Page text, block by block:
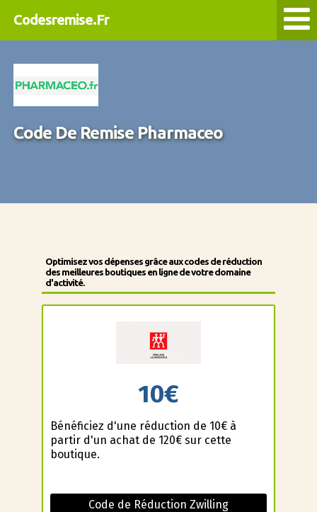
Codesremise.Fr
Code De Remise Pharmaceo
Optimisez vos dépenses grâce aux codes de réduction
des meilleures boutiques en ligne de votre domaine
d'activité.
10€
Bénéficiez d'une réduction de 10€ à
partir d'un achat de 120€ sur cette
boutique.
Code de Réduction Zwilling